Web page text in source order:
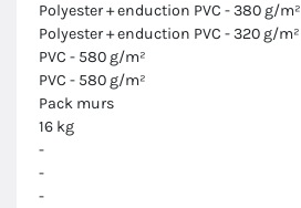
Polyester + enduction PVC - 380 g/m²
Polyester + enduction PVC - 320 g/m²
PVC - 580 g/m²
PVC - 580 g/m²
Pack murs
16 kg
-
-
-